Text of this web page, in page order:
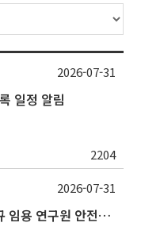
일정 알림
2204
2026-07-31
2026년 2학기 대학원 신입생 및 신규 임용 연구원 안전환경교육(신규교육) 실시 안내
2026-07-31